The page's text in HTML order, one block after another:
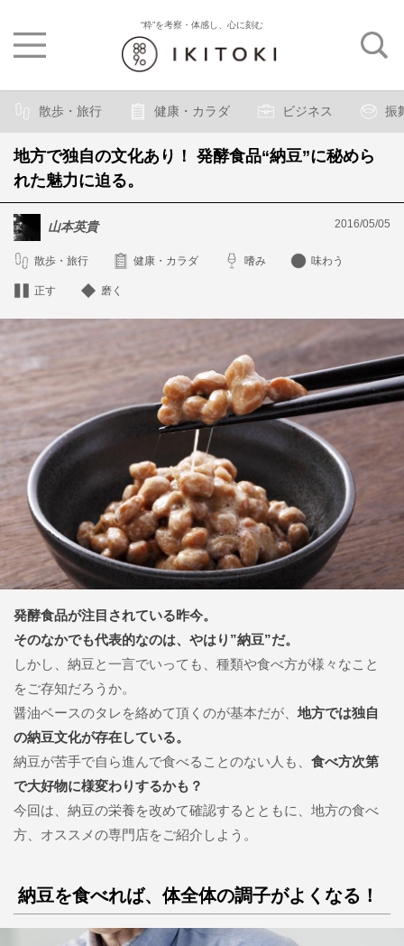
“粋”を考察・体感し、心に刻む
散歩・旅行 健康・カラダ ビジネス 振
地方で独自の文化あり！ 発酵食品“納豆”に秘めら
れた魅力に迫る。
山本英貴 2016/05/05
散歩・旅行 健康・カラダ 嗜み 味わう
正す 磨く
発酵食品が注目されている昨今。
そのなかでも代表的なのは、やはり”納豆”だ。
しかし、納豆と一言でいっても、種類や食べ方が様々なこと
をご存知だろうか。
醤油ベースのタレを絡めて頂くのが基本だが、 地方では独自
の納豆文化が存在している。
納豆が苦手で自ら進んで食べることのない人も、 食べ方次第
で大好物に様変わりするかも？
今回は、納豆の栄養を改めて確認するとともに、地方の食べ
方、オススメの専門店をご紹介しよう。
納豆を食べれば、体全体の調子がよくなる！